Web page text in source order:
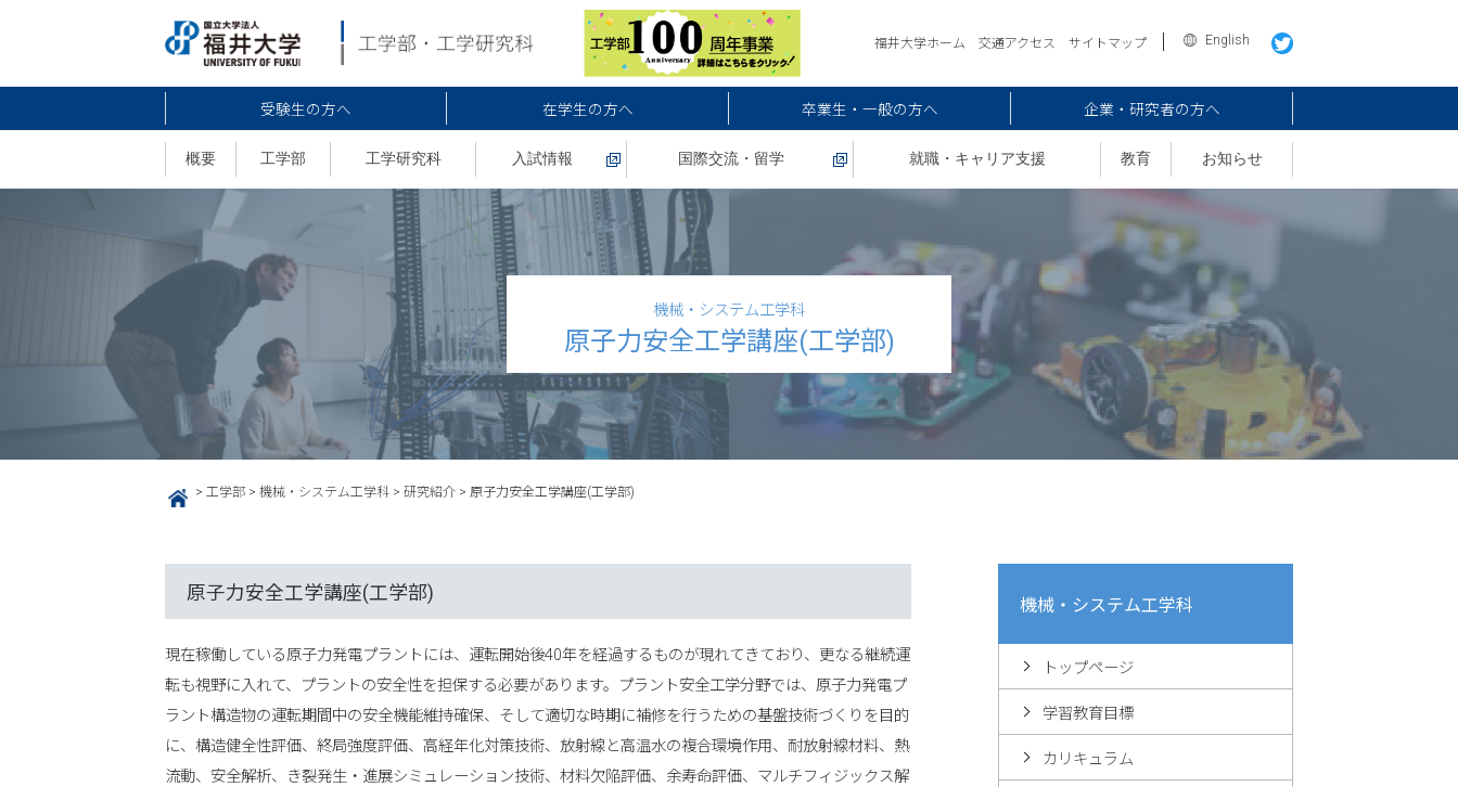
福井大学ホーム 交通アクセス サイトマップ English
受験生の方へ 在学生の方へ 卒業生・一般の方へ 企業・研究者の方へ
概要 工学部 工学研究科 入試情報 国際交流・留学 就職・キャリア支援 教育 お知らせ
機械・システム工学科
原子力安全工学講座(工学部)
HOME > 工学部 > 機械・システム工学科 > 研究紹介 > 原子力安全工学講座(工学部)
原子力安全工学講座(工学部)
現在稼働している原子力発電プラントには、運転開始後40年を経過するものが現れてきており、更なる継続運
転も視野に入れて、プラントの安全性を担保する必要があります。プラント安全工学分野では、原子力発電プ
ラント構造物の運転期間中の安全機能維持確保、そして適切な時期に補修を行うための基盤技術づくりを目的
に、構造健全性評価、終局強度評価、高経年化対策技術、放射線と高温水の複合環境作用、耐放射線材料、熱
流動、安全解析、き裂発生・進展シミュレーション技術、材料欠陥評価、余寿命評価、マルチフィジックス解
機械・システム工学科
トップページ
学習教育目標
カリキュラム